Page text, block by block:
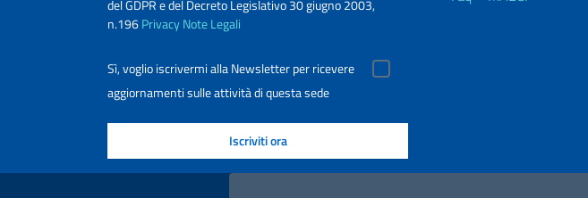
del GDPR e del Decreto Legislativo 30 giugno 2003,
n.196PrivacyNote Legali
Sì, voglio iscrivermi alla Newsletter per ricevere
aggiornamenti sulle attività di questa sede